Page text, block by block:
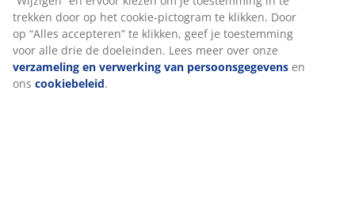
trekken door op het cookie-pictogram te klikken. Door
op “Alles accepteren” te klikken, geef je toestemming
voor alle drie de doeleinden. Lees meer over onze
verzameling en verwerking van persoonsgegevens en
ons cookiebeleid.